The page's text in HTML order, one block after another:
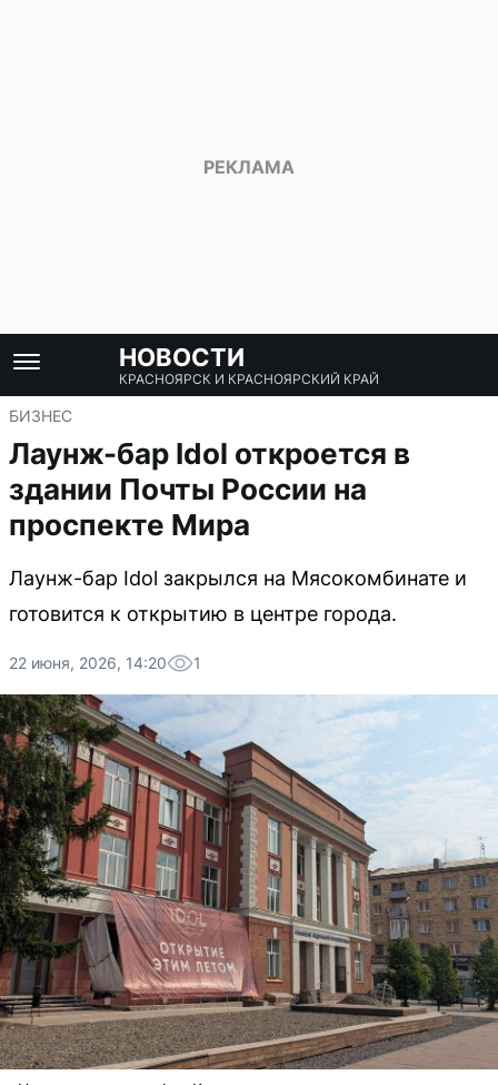
НОВОСТИ
КРАСНОЯРСК И КРАСНОЯРСКИЙ КРАЙ
БИЗНЕС
Лаунж-бар Idol откроется в
здании Почты России на
проспекте Мира
Лаунж-бар Idol закрылся на Мясокомбинате и
готовится к открытию в центре города.
22 июня, 2026, 14:20 1